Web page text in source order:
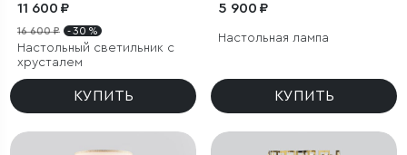
11 600 ₽
16 600 ₽ - 30 %
Настольный светильник с
хрусталем
КУПИТЬ
5 900 ₽
Настольная лампа
КУПИТЬ